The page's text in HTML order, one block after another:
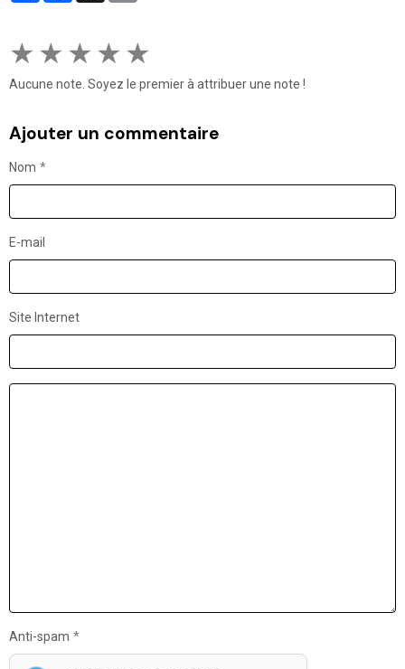
★ ★ ★ ★ ★
Aucune note. Soyez le premier à attribuer une note !
Ajouter un commentaire
Nom
E-mail
Site Internet
Anti-spam